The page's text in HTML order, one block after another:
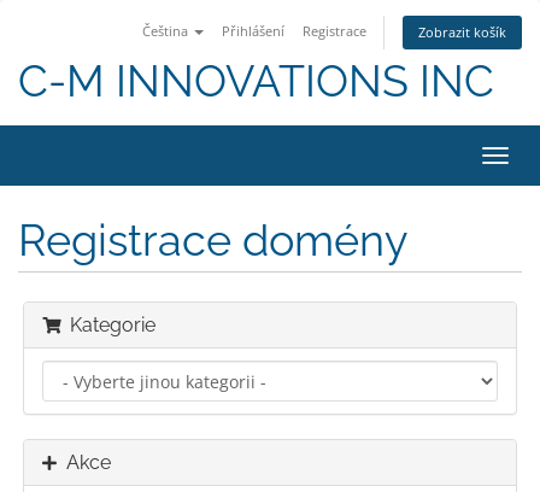
Čeština Přihlášení Registrace Zobrazit košík
C-M INNOVATIONS INC
Registrace domény
Kategorie
Akce